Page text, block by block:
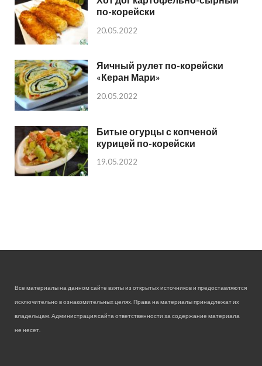
по-корейски
20.05.2022
Яичный рулет по-корейски
«Керан Мари»
20.05.2022
Битые огурцы с копченой
курицей по-корейски
19.05.2022
Все материалы на данном сайте взяты из открытых источников и предоставляются
исключительно в ознакомительных целях. Права на материалы принадлежат их
владельцам. Администрация сайта ответственности за содержание материала
не несет.